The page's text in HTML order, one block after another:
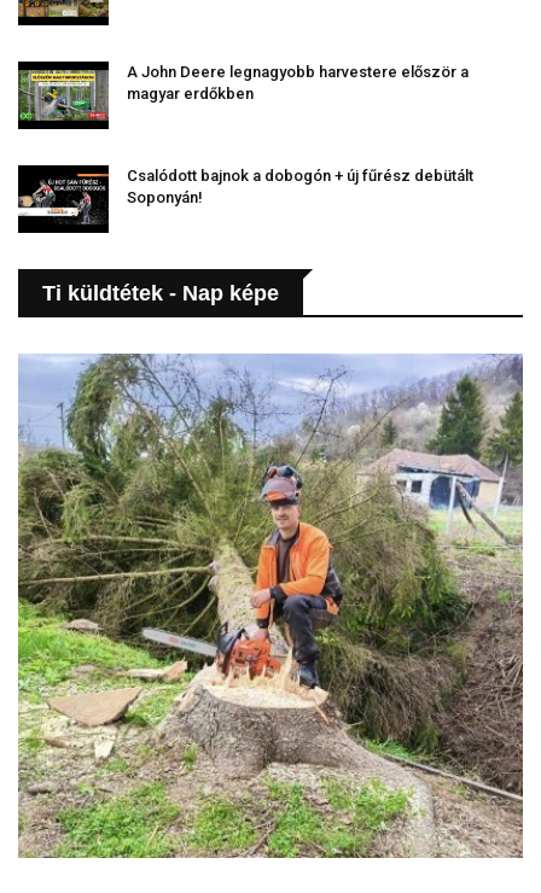
A John Deere legnagyobb harvestere először a
magyar erdőkben
Csalódott bajnok a dobogón + új fűrész debütált
Soponyán!
Ti küldtétek - Nap képe